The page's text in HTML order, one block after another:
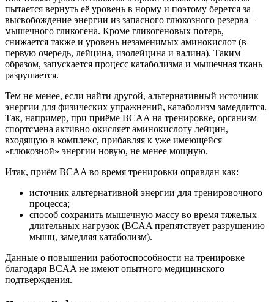
пытается вернуть её уровень в норму и поэтому берется за
высвобождение энергии из запасного глюкозного резерва –
мышечного гликогена. Кроме гликогеновых потерь,
снижается также и уровень незаменимых аминокислот (в
первую очередь, лейцина, изолейцина и валина). Таким
образом, запускается процесс катаболизма и мышечная ткань
разрушается.
Тем не менее, если найти другой, альтернативный источник
энергии для физических упражнений, катаболизм замедлится.
Так, например, при приёме BCAA на тренировке, организм
спортсмена активно окисляет аминокислоту лейцин,
входящую в комплекс, прибавляя к уже имеющейся
«глюкозной» энергии новую, не менее мощную.
Итак, приём BCAA во время тренировки оправдан как:
источник альтернативной энергии для тренировочного
процесса;
способ сохранить мышечную массу во время тяжелых
длительных нагрузок (BCAA препятствует разрушению
мышц, замедляя катаболизм).
Данные о повышении работоспособности на тренировке
благодаря BCAA не имеют опытного медицинского
подтверждения.